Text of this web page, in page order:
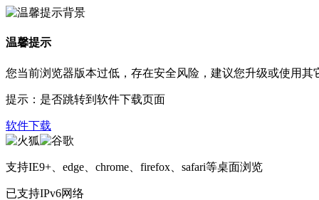
温馨提示
您当前浏览器版本过低，存在安全风险，建议您升级或使用其
提示：是否跳转到软件下载页面
软件下载
支持IE9+、edge、chrome、firefox、safari等桌面浏览
已支持IPv6网络